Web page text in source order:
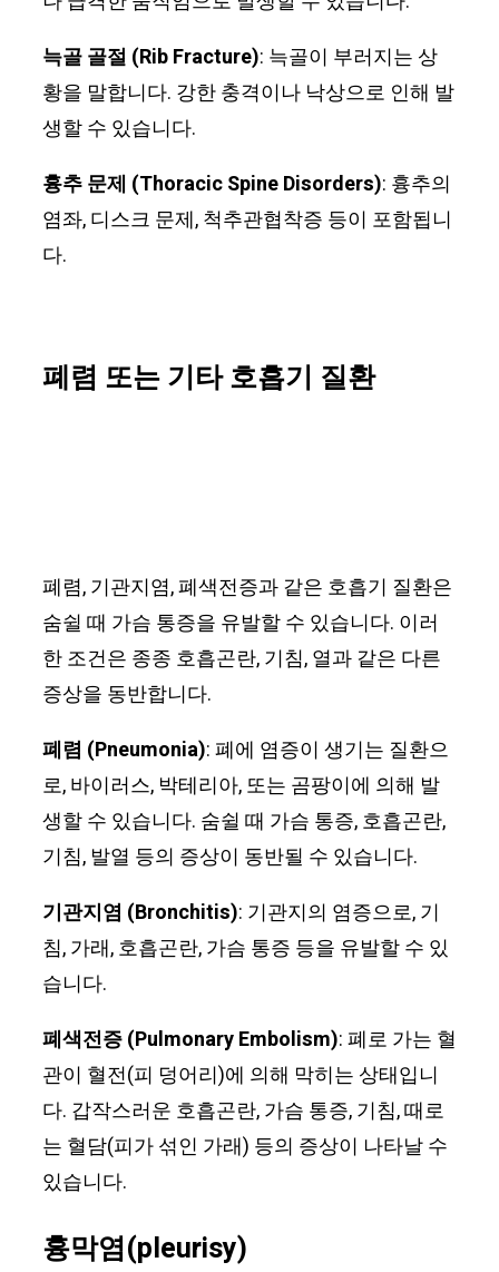
늑골 골절 (Rib Fracture): 늑골이 부러지는 상
황을 말합니다. 강한 충격이나 낙상으로 인해 발
생할 수 있습니다.
흉추 문제 (Thoracic Spine Disorders): 흉추의
염좌, 디스크 문제, 척추관협착증 등이 포함됩니
다.
폐렴 또는 기타 호흡기 질환
폐렴, 기관지염, 폐색전증과 같은 호흡기 질환은
숨쉴 때 가슴 통증을 유발할 수 있습니다. 이러
한 조건은 종종 호흡곤란, 기침, 열과 같은 다른
증상을 동반합니다.
폐렴 (Pneumonia): 폐에 염증이 생기는 질환으
로, 바이러스, 박테리아, 또는 곰팡이에 의해 발
생할 수 있습니다. 숨쉴 때 가슴 통증, 호흡곤란,
기침, 발열 등의 증상이 동반될 수 있습니다.
기관지염 (Bronchitis): 기관지의 염증으로, 기
침, 가래, 호흡곤란, 가슴 통증 등을 유발할 수 있
습니다.
폐색전증 (Pulmonary Embolism): 폐로 가는 혈
관이 혈전(피 덩어리)에 의해 막히는 상태입니
다. 갑작스러운 호흡곤란, 가슴 통증, 기침, 때로
는 혈담(피가 섞인 가래) 등의 증상이 나타날 수
있습니다.
흉막염(pleurisy)